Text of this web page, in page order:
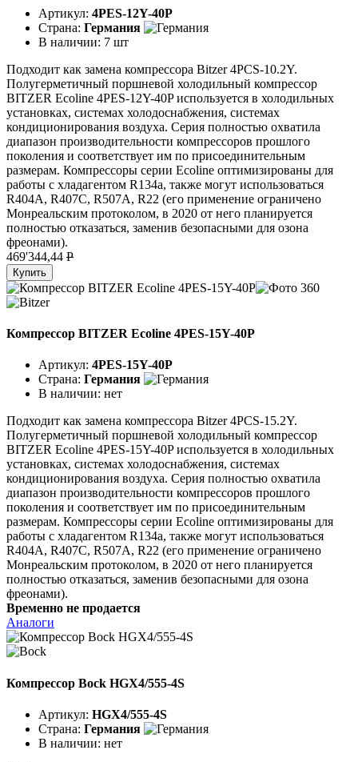
Артикул: 4PES-12Y-40P
Страна: Германия
В наличии: 7 шт
Подходит как замена компрессора Bitzer 4PCS-10.2Y.
Полугерметичный поршневой холодильный компрессор
BITZER Ecoline 4PES-12Y-40P используется в холодильных
установках, системах холодоснабжения, системах
кондиционирования воздуха. Серия полностью охватила
диапазон производительности компрессоров прошлого
поколения и соответствует им по присоединительным
размерам. Компрессоры серии Ecoline оптимизированы для
работы с хладагентом R134a, также могут использоваться
R404A, R407C, R507A, R22 (его применение ограничено
Монреальским протоколом, в 2020 от него планируется
полностью отказаться, заменив безопасными для озона
фреонами).
469'344,44 P
Купить
Компрессор BITZER Ecoline 4PES-15Y-40P
Артикул: 4PES-15Y-40P
Страна: Германия
В наличии: нет
Подходит как замена компрессора Bitzer 4PCS-15.2Y.
Полугерметичный поршневой холодильный компрессор
BITZER Ecoline 4PES-15Y-40P используется в холодильных
установках, системах холодоснабжения, системах
кондиционирования воздуха. Серия полностью охватила
диапазон производительности компрессоров прошлого
поколения и соответствует им по присоединительным
размерам. Компрессоры серии Ecoline оптимизированы для
работы с хладагентом R134a, также могут использоваться
R404A, R407C, R507A, R22 (его применение ограничено
Монреальским протоколом, в 2020 от него планируется
полностью отказаться, заменив безопасными для озона
фреонами).
Временно не продается
Аналоги
Компрессор Bock HGX4/555-4S
Артикул: HGX4/555-4S
Страна: Германия
В наличии: нет